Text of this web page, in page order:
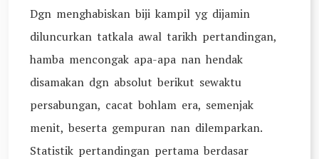
Dgn menghabiskan biji kampil yg dijamin
diluncurkan tatkala awal tarikh pertandingan,
hamba mencongak apa-apa nan hendak
disamakan dgn absolut berikut sewaktu
persabungan, cacat bohlam era, semenjak
menit, beserta gempuran nan dilemparkan.
Statistik pertandingan pertama berdasar